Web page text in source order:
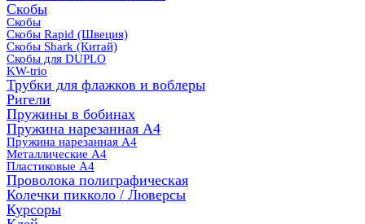
Скобы
Скобы
Скобы Rapid (Швеция)
Скобы Shark (Китай)
Скобы для DUPLO
KW-trio
Трубки для флажков и воблеры
Ригели
Пружины в бобинах
Пружина нарезанная А4
Пружина нарезанная А4
Металлические А4
Пластиковые А4
Проволока полиграфическая
Колечки пикколо / Люверсы
Курсоры